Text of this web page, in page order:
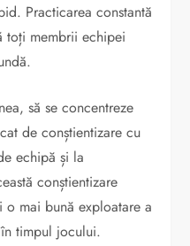
Practicarea constantă
toți membrii echipei
să se concentreze
de conștientizare cu
echipă și la
conștientizare
o mai bună exploatare a
timpul jocului.